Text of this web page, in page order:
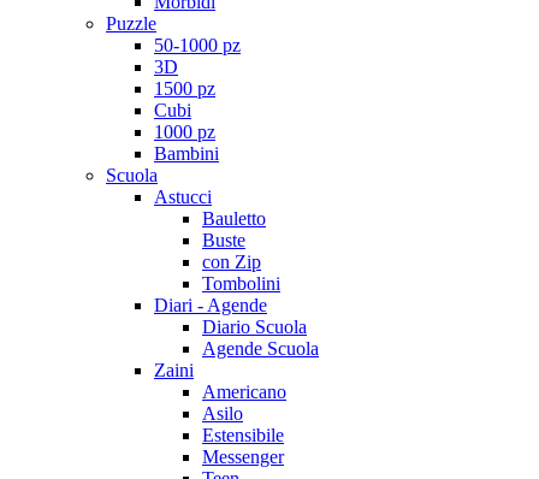
Puzzle
50-1000 pz
3D
1500 pz
Cubi
1000 pz
Bambini
Scuola
Astucci
Bauletto
Buste
con Zip
Tombolini
Diari - Agende
Diario Scuola
Agende Scuola
Zaini
Americano
Asilo
Estensibile
Messenger